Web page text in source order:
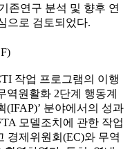
존연구 분석 및 향후 연
으로 검토되었다.
작업 프로그램의 이행
역원활화 2단계 행동계
(IFAP)’ 분야에서의 성과
모델조치에 관한 작업
경제위원회(EC)와 무역